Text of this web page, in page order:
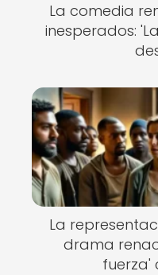
La comedia
inesperados:
La
drama
fuerza'